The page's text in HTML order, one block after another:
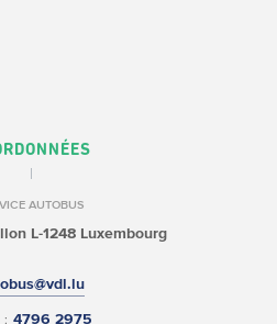
AUTOBUS
L-1248 Luxembourg
: 4796 2975